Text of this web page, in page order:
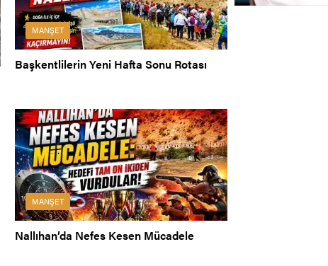
MANŞET
Başkentlilerin Yeni Hafta Sonu Rotası
MANŞET
Nallıhan’da Nefes Kesen Mücadele